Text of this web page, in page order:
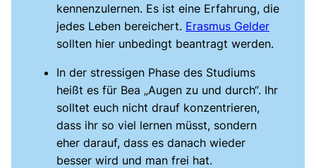
kennenzulernen. Es ist eine Erfahrung, die
jedes Leben bereichert. Erasmus Gelder
sollten hier unbedingt beantragt werden.
In der stressigen Phase des Studiums
heißt es für Bea „Augen zu und durch“. Ihr
solltet euch nicht drauf konzentrieren,
dass ihr so viel lernen müsst, sondern
eher darauf, dass es danach wieder
besser wird und man frei hat.